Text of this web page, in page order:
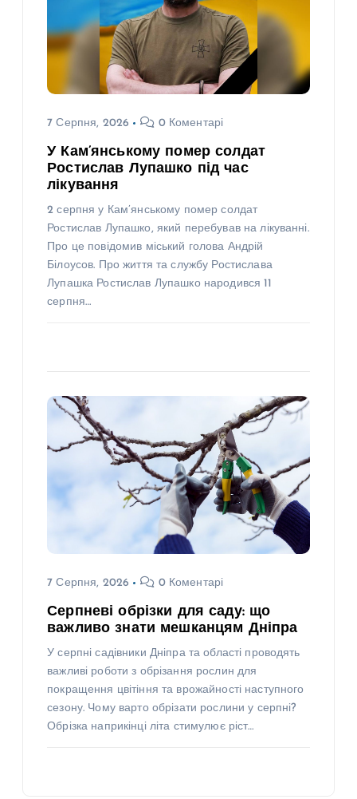
7 Серпня, 2026 0 Коментарі
У Кам’янському помер солдат
Ростислав Лупашко під час
лікування
2 серпня у Кам’янському помер солдат
Ростислав Лупашко, який перебував на лікуванні.
Про це повідомив міський голова Андрій
Білоусов. Про життя та службу Ростислава
Лупашка Ростислав Лупашко народився 11
серпня…
7 Серпня, 2026 0 Коментарі
Серпневі обрізки для саду: що
важливо знати мешканцям Дніпра
У серпні садівники Дніпра та області проводять
важливі роботи з обрізання рослин для
покращення цвітіння та врожайності наступного
сезону. Чому варто обрізати рослини у серпні?
Обрізка наприкінці літа стимулює ріст…